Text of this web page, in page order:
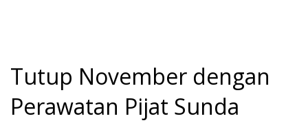
Tutup November dengan
Perawatan Pijat Sunda